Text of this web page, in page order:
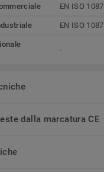
EN ISO
EN ISO
-
dalla marcatura CE